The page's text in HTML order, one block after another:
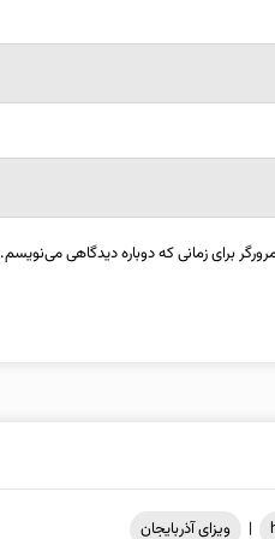
برای زمانی که دوباره دیدگاهی می‌نویسم.
| ویزای آذربایجان